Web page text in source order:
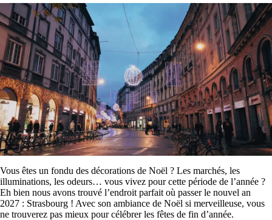
Vous êtes un fondu des décorations de Noël ? Les marchés, les
illuminations, les odeurs… vous vivez pour cette période de l’année ?
Eh bien nous avons trouvé l’endroit parfait où passer le nouvel an
2027 : Strasbourg ! Avec son ambiance de Noël si merveilleuse, vous
ne trouverez pas mieux pour célébrer les fêtes de fin d’année.